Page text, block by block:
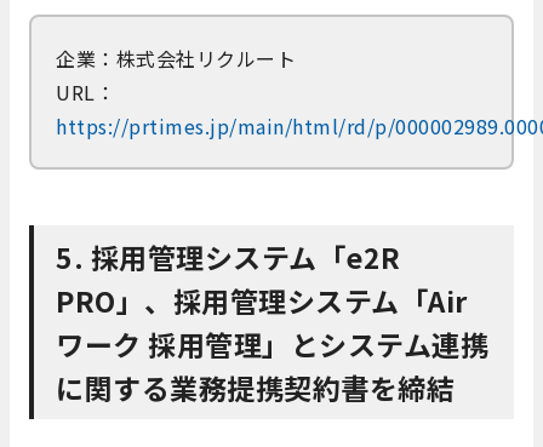
企業：株式会社リクルート
URL：
https://prtimes.jp/main/html/rd/p/
5. 採用管理システム「e2R
PRO」、採用管理システム「Air
ワーク 採用管理」とシステム連携
に関する業務提携契約書を締結